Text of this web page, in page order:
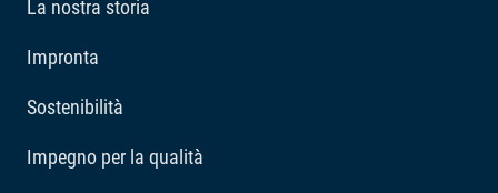
La nostra storia
Impronta
Sostenibilità
Impegno per la qualità